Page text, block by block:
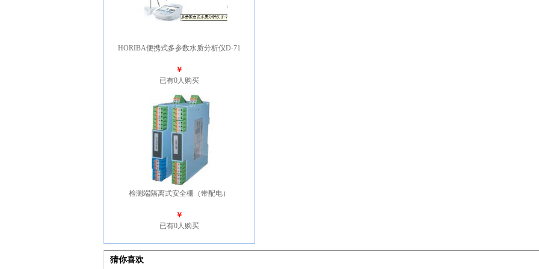
HORIBA便携式多参数水质分析仪D-71
￥
已有0人购买
检测端隔离式安全栅（带配电）
￥
已有0人购买
猜你喜欢